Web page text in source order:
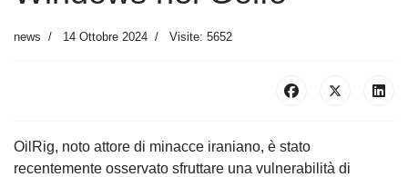
news 14 Ottobre 2024 Visite: 5652
OilRig, noto attore di minacce iraniano, è stato
recentemente osservato sfruttare una vulnerabilità di